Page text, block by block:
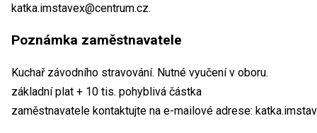
katka.imstavex@centrum.cz.
Poznámka zaměstnavatele
Kuchař závodního stravování. Nutné vyučení v oboru.
základní plat + 10 tis. pohyblivá částka
zaměstnavatele kontaktujte na e-mailové adrese: